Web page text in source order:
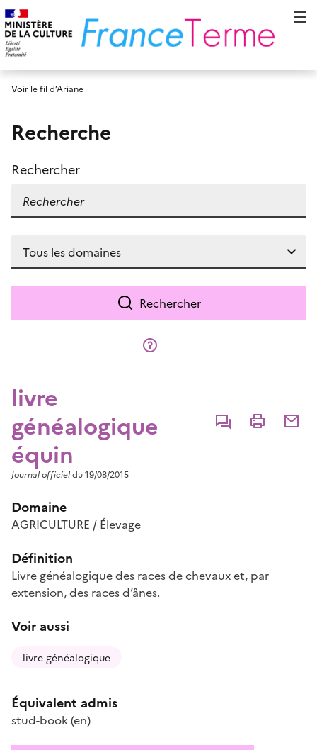
Voir le fil d’Ariane
Recherche
Rechercher
Rechercher
livre
généalogique
équin
CommenterImprimer
Journal officieldu 19/08/2015
Domaine
AGRICULTURE / Élevage
Définition
Livre généalogique des races de chevaux et, par
extension, des races d’ânes.
Voir aussi
livre généalogique
Équivalent admis
stud-book (en)